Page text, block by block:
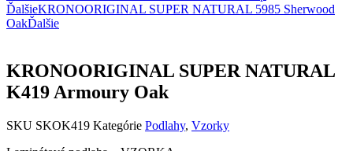
ĎalšieKRONOORIGINAL SUPER NATURAL 5985 Sherwood
OakĎalšie
KRONOORIGINAL SUPER NATURAL
K419 Armoury Oak
SKU SKOK419 Kategórie Podlahy, Vzorky